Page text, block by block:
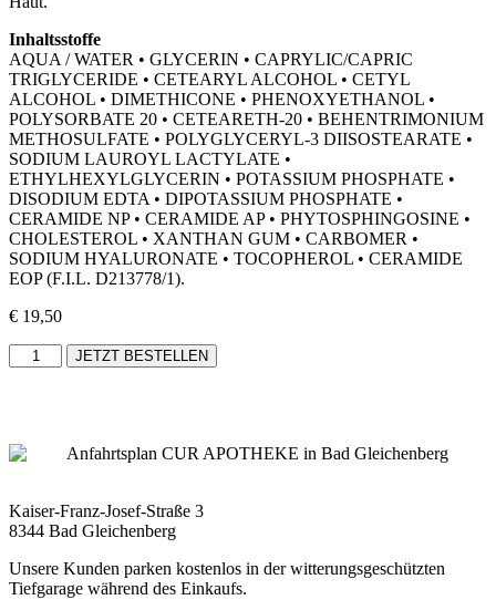
Inhaltsstoffe
AQUA / WATER • GLYCERIN • CAPRYLIC/CAPRIC
TRIGLYCERIDE • CETEARYL ALCOHOL • CETYL
ALCOHOL • DIMETHICONE • PHENOXYETHANOL •
POLYSORBATE 20 • CETEARETH-20 • BEHENTRIMONIUM
METHOSULFATE • POLYGLYCERYL-3 DIISOSTEARATE •
SODIUM LAUROYL LACTYLATE •
ETHYLHEXYLGLYCERIN • POTASSIUM PHOSPHATE •
DISODIUM EDTA • DIPOTASSIUM PHOSPHATE •
CERAMIDE NP • CERAMIDE AP • PHYTOSPHINGOSINE •
CHOLESTEROL • XANTHAN GUM • CARBOMER •
SODIUM HYALURONATE • TOCOPHEROL • CERAMIDE
EOP (F.I.L. D213778/1).
€ 19,50
JETZT BESTELLEN
Kaiser-Franz-Josef-Straße 3
8344 Bad Gleichenberg
Unsere Kunden parken kostenlos in der witterungsgeschützten
Tiefgarage während des Einkaufs.